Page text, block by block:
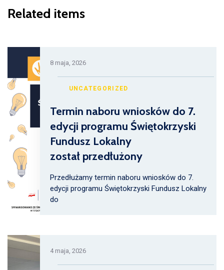
Related items
8 maja, 2026
UNCATEGORIZED
Termin naboru wniosków do 7.
edycji programu Świętokrzyski
Fundusz Lokalny
został przedłużony
Przedłużamy termin naboru wniosków do 7.
edycji programu Świętokrzyski Fundusz Lokalny
do
4 maja, 2026